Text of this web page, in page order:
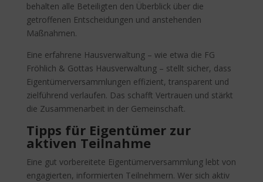
behalten alle Beteiligten den Überblick über die
getroffenen Entscheidungen und anstehenden
Maßnahmen.
Eine erfahrene Hausverwaltung – wie etwa die FG
Fröhlich & Gottas Hausverwaltung – stellt sicher, dass
Eigentümerversammlungen effizient, transparent und
zielführend verlaufen. Das schafft Vertrauen und stärkt
die Zusammenarbeit in der Gemeinschaft.
Tipps für Eigentümer zur
aktiven Teilnahme
Eine gut vorbereitete Eigentümerversammlung lebt von
engagierten, informierten Teilnehmern. Wer sich aktiv